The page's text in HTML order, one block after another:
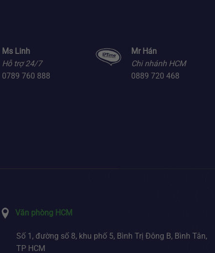
Ms Linh
Hỗ trợ 24/7
0789 760 888
Mr Hán
Chi nhánh HCM
0889 720 468
Văn phòng HCM
Số 1, đường số 8, khu phố 5, Bình Trị Đông B, Bình Tân,
TP HCM